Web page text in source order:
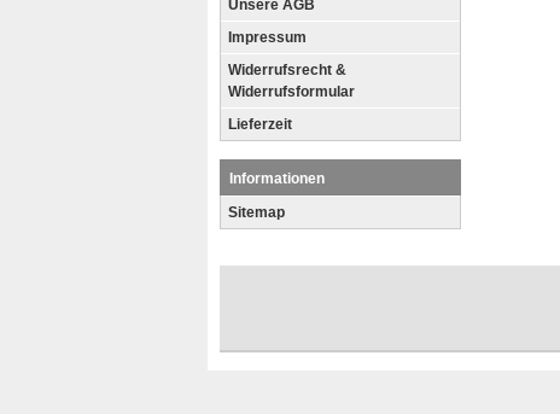
Unsere AGB
Impressum
Widerrufsrecht &
Widerrufsformular
Lieferzeit
Informationen
Sitemap